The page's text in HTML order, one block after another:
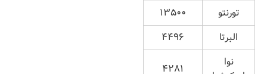
تورنتو
۱۳۵۰۰
البرتا
۴۴۹۶
نوا
۴۲۸۱